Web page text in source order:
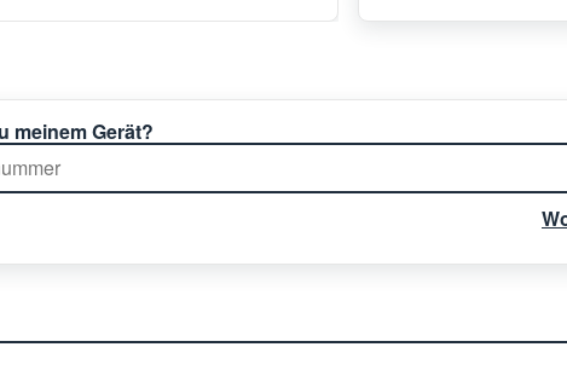
meinem Gerät?